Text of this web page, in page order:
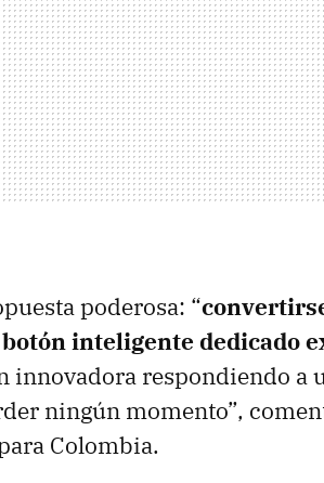
poderosa: “
inteligente dedicado
innovadora respondiendo a
ningún momento”,
Colombia.